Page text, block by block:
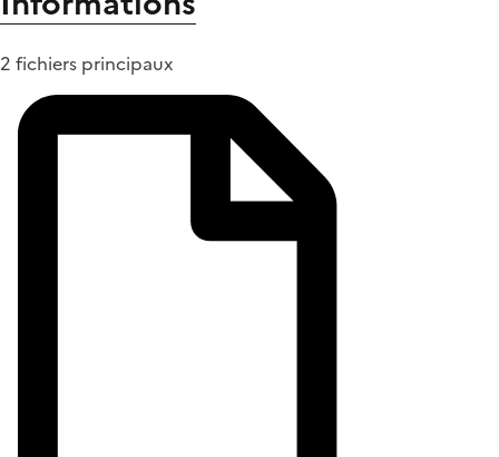
2 fichiers principaux